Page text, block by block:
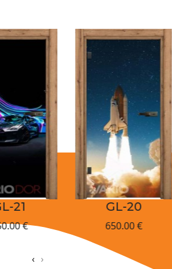
GL-20
650.00 €
‹ ›